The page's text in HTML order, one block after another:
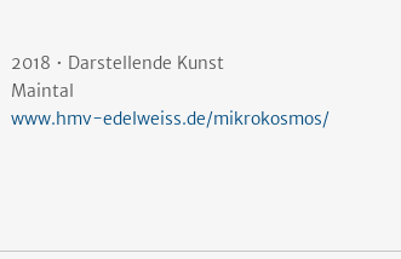
2018 • Darstellende Kunst
Maintal
www.hmv-edelweiss.de/mikrokosmos/